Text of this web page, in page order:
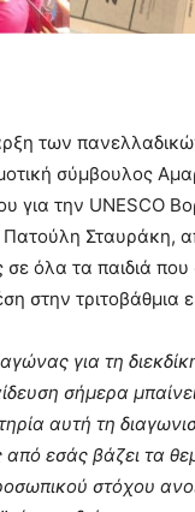
των
σύμβουλος
για την UNESCO
Σταυράκη,
όλα τα παιδιά που
στην τριτοβάθμια
για τη
σήμερα
αυτή τη
από εσάς βάζει τα
στόχου